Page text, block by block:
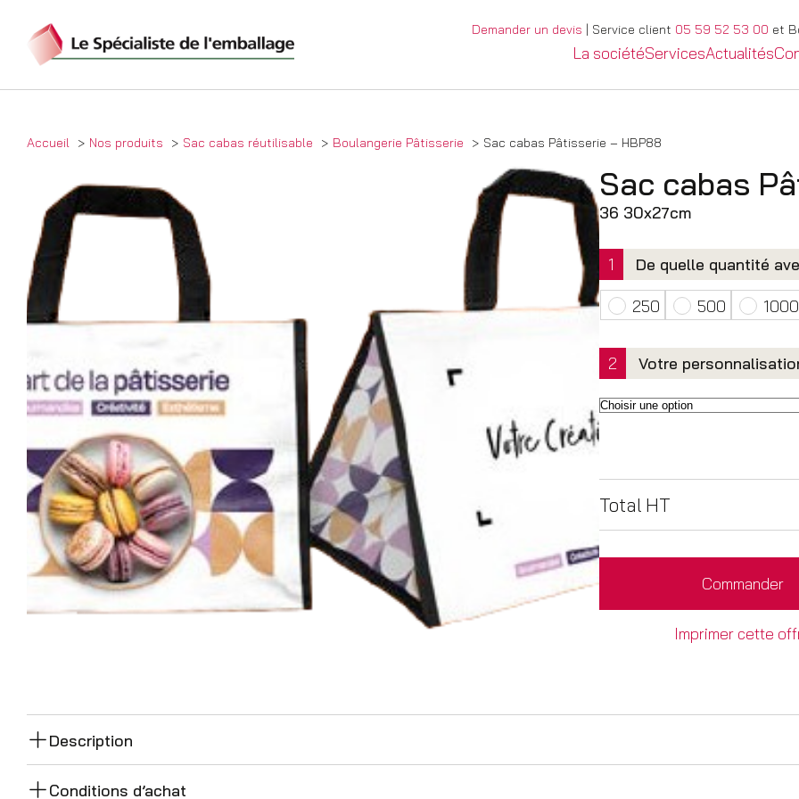
Demander un devis | Service client 05 59 52 53 00 et
La sociétéServicesActualités
Accueil Nos produits Sac cabas réutilisable Boulangerie Pâtisserie Sac cabas Pâtisserie – HBP88
Sac cabas
36 30x27cm
1 De quelle quantité
250 500 1000
2 Votre
Total HT
Commander
Imprimer cette
Description
Conditions d’achat